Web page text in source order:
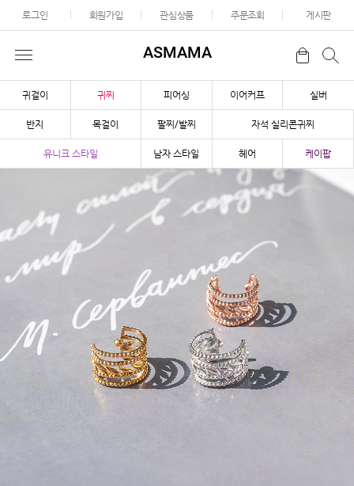
로그인 회원가입 관심상품 주문조회 게시판
ASMAMA
귀걸이 귀찌 피어싱 이어커프 실버
반지 목걸이 팔찌/발찌 자석 실리콘귀찌
유니크 스타일 남자 스타일 헤어 케이팝